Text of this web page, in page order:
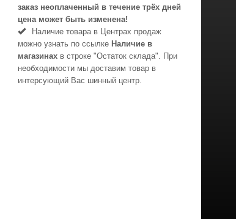
заказ неоплаченный в течениe трёх дней
цена может быть изменена!
Наличие товара в Центрах продаж
можно узнать по ссылке Наличие в
магазинах в строке "Остаток склада". При
необходимости мы доставим товар в
интерсующий Вас шинный центр.